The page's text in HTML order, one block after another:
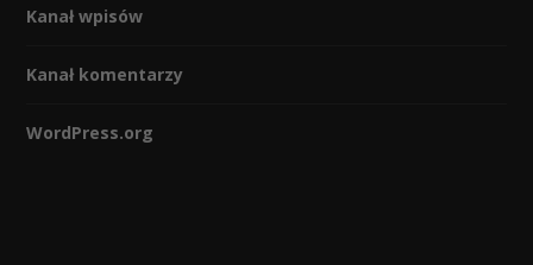
Kanał wpisów
Kanał komentarzy
WordPress.org